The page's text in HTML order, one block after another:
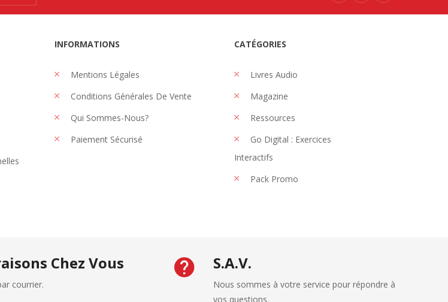
INFORMATIONS
Mentions Légales
Conditions Générales De Vente
Qui Sommes-Nous?
Paiement Sécurisé
CATÉGORIES
Livres Audio
Magazine
Ressources
Go Digital : Exercices
Interactifs
Pack Promo
Chez Vous
courrier.
S.A.V.
Nous sommes à votre service pour répondre à
vos questions.